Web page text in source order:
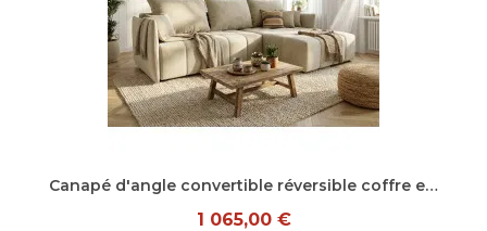
Aperçu rapide Canapé d'angle convertible réversible coffre en tissu absorbant Louka
1 065,00 €